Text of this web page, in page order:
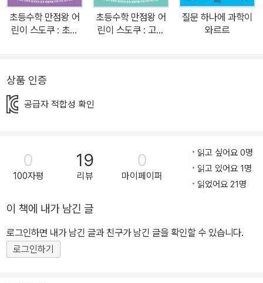
이나 풀이 과정은 다양할 수 있지요. 즉, 스도쿠(sudoku)는 퍼즐을
통해 수학적 창의력과 문제해결력을 키울 수 있는 논리 게임입니다.
생기고 통합적 사고력이 발달하게 됩니다. 즉, 빈칸을 채우며 퍼즐을
피는 눈과 생각할 줄 아는 창의 융합적 힘을 기를 수 있습니다. 다양한
아이들도 편안하게 사용할 수 있습니다. 스도쿠 퍼즐, 이럴 때 활용해
보세요! - 수학 문제만 보면 금세 포기하는 아이에게 논리적인 사고력
과 문제해결력을 길러 주고 싶을 때 - 집중력이 부족한 아이에게 놀이
활동을 통해 자연스럽게 집중력을 길러 주고 싶을 때 - 수학 교과 보
해 뇌를 활성화해 주고 싶을 때
초등수학 만점왕 어
린이 스도쿠 : 초급
초등수학 만점왕 어
린이 스도쿠 : 고급
질문 하나에 과학이
와르르
상품 인증
공급자 적합성 확인
0
100자평
19
리뷰
0
마이페이퍼
읽고 싶어요 0명
읽고 있어요 1명
읽었어요 21명
이 책에 내가 남긴 글
로그인하면 내가 남긴 글과 친구가 남긴 글을 확인할 수 있습니다.
로그인하기